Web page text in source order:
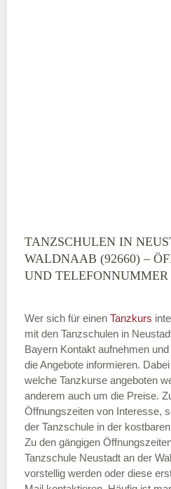
TANZSCHULEN IN
WALDNAAB (92660) –
UND TELEFONNUMMER
Wer sich für einen Tanzkurs
mit den Tanzschulen in
Bayern Kontakt aufnehmen
die Angebote informieren.
welche Tanzkurse angeboten
anderem auch um die Preise.
Öffnungszeiten von Interesse,
der Tanzschule in der
Zu den gängigen
Tanzschule Neustadt an der
vorstellig werden oder diese